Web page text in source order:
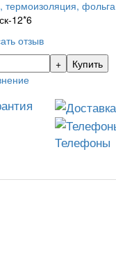
термоизоляция, фольга
12*6
отзыв
Купить
Телефоны